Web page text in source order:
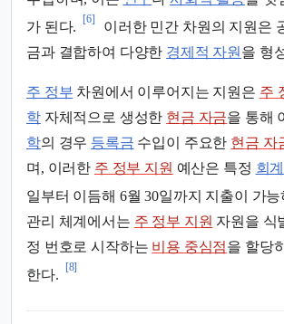
가 된다.
[6]
이러한 민간 차원의 지원은
금과 결합하여 다양한 경제적 자원 을 형
주 정부 차원에서 이루어지는 지원은 주
학자체적으로 생성한 현금 자금을 통해
학의 경우 등록금 수입이 주요한 현금 자
며, 이러한 주 정부 지원 예산은 특정 회
일부터 이듬해 6월 30일까지 지출이 가능
관리 체계에서는 주 정부 지원 자원을 식
정 번호로 시작하는 비용 중심점을 할당
한다.
[8]